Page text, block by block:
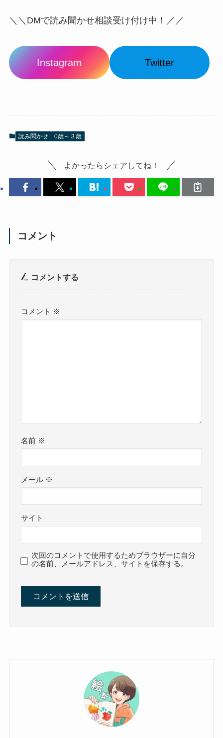
＼＼DMで読み聞かせ相談受け付け中！／／
Instagram Twitter
読み聞かせ 0歳～３歳
よかったらシェアしてね！
コメント
コメントする
コメント ※
名前 ※
メール ※
サイト
次回のコメントで使用するためブラウザーに自分
の名前、メールアドレス、サイトを保存する。